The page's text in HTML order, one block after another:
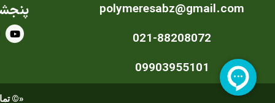
polymeresabz@gmail.com
021-88208072
09903955101
Y
o
u
e
«©